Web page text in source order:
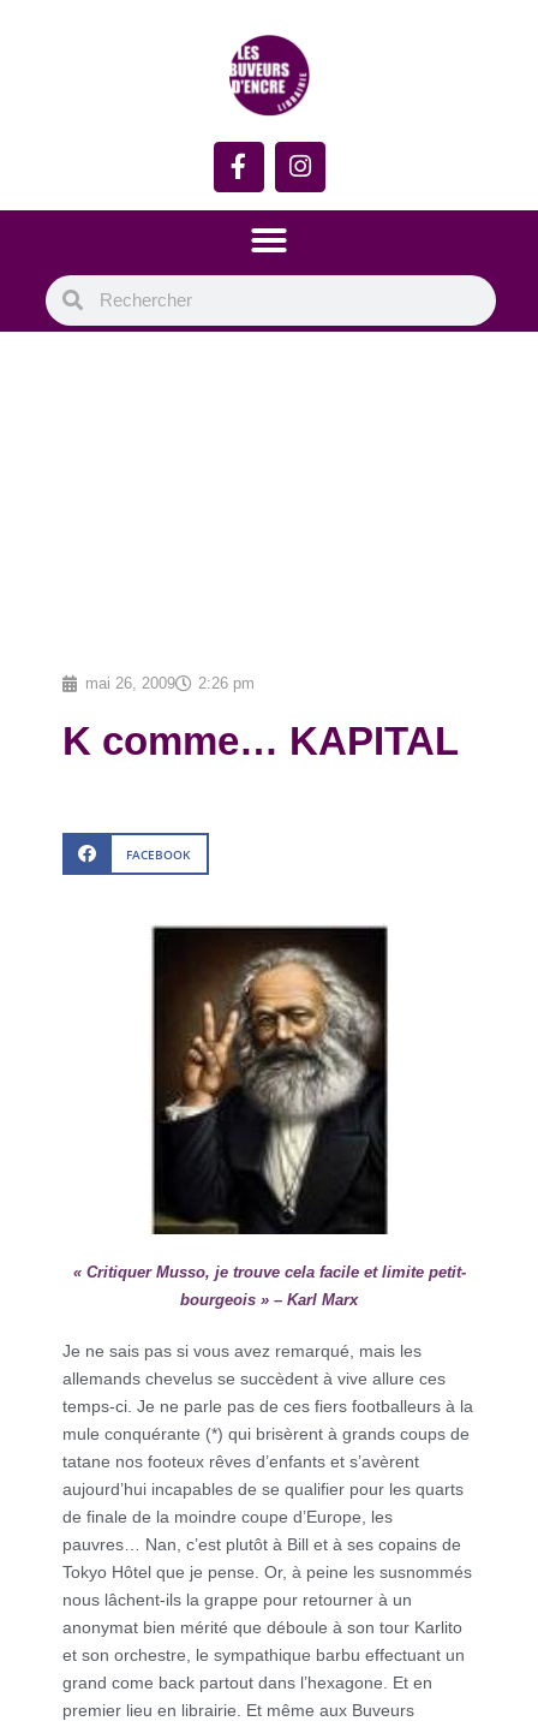
mai 26, 2009 2:26 pm
K comme… KAPITAL
FACEBOOK
« Critiquer Musso, je trouve cela facile et limite petit-
bourgeois » – Karl Marx
Je ne sais pas si vous avez remarqué, mais les
allemands chevelus se succèdent à vive allure ces
temps-ci. Je ne parle pas de ces fiers footballeurs à la
mule conquérante (*) qui brisèrent à grands coups de
tatane nos footeux rêves d’enfants et s’avèrent
aujourd’hui incapables de se qualifier pour les quarts
de finale de la moindre coupe d’Europe, les
pauvres… Nan, c’est plutôt à Bill et à ses copains de
Tokyo Hôtel que je pense. Or, à peine les susnommés
nous lâchent-ils la grappe pour retourner à un
anonymat bien mérité que déboule à son tour Karlito
et son orchestre, le sympathique barbu effectuant un
grand come back partout dans l’hexagone. Et en
premier lieu en librairie. Et même aux Buveurs